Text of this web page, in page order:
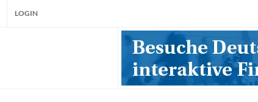
LOGIN